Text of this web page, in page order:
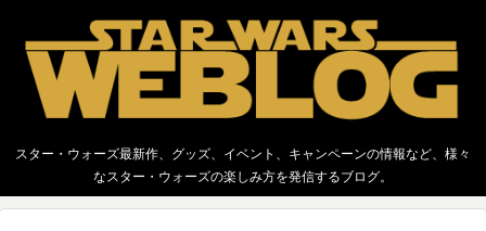
スター・ウォーズ最新作、グッズ、イベント、キャンペーンの情報など、様々
なスター・ウォーズの楽しみ方を発信するブログ。